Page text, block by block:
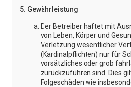
5. Gewährleistung
Der Betreiber haftet mit
von Leben, Körper und
Verletzung wesentlicher
(Kardinalpflichten) nur für
vorsätzliches oder grob
zurückzuführen sind. Dies
Folgeschäden wie